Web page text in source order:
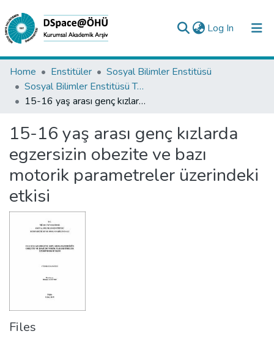
Log In (current)
Collections
All of DSpace
Analyze
Request/Question
Home Enstitüler
Sosyal Bilimler Enstitüsü
Sosyal Bilimler Enstitüsü Tez Koleksiyonu
15-16 yaş arası genç kızlarda egzersizin obezite ve bazı motorik parametreler üzerindeki etkisi
15-16 yaş arası genç kızlarda
egzersizin obezite ve bazı
motorik parametreler üzerindeki
etkisi
Files